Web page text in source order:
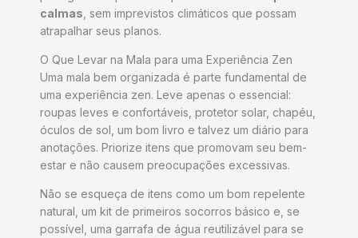
calmas , sem imprevistos climáticos que possam
atrapalhar seus planos.
O Que Levar na Mala para uma Experiência Zen
Uma mala bem organizada é parte fundamental de
uma experiência zen. Leve apenas o essencial:
roupas leves e confortáveis, protetor solar, chapéu,
óculos de sol, um bom livro e talvez um diário para
anotações. Priorize itens que promovam seu bem-
estar e não causem preocupações excessivas.
Não se esqueça de itens como um bom repelente
natural, um kit de primeiros socorros básico e, se
possível, uma garrafa de água reutilizável para se